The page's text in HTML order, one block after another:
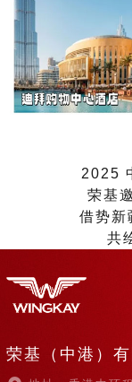
2025
荣基
借势新
共
荣基（中港）有